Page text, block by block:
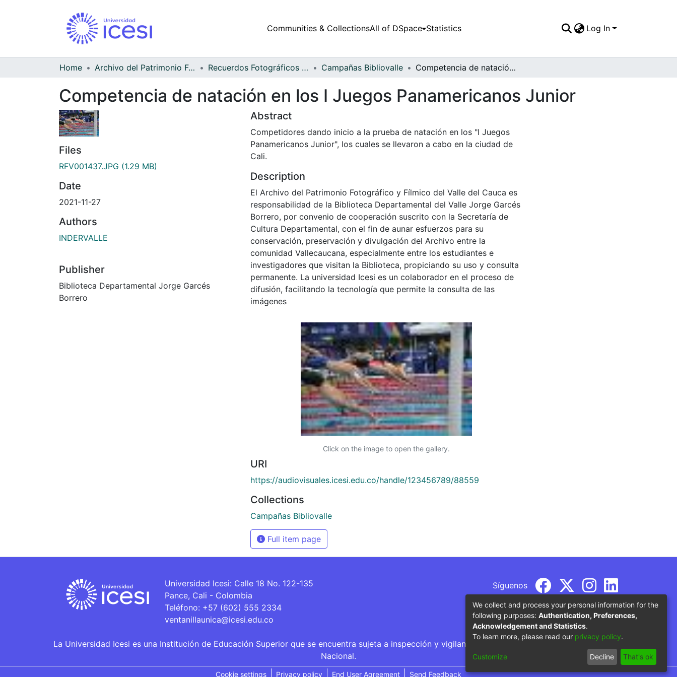
Communities & CollectionsAll of DSpace Statistics Log In
Home Archivo del Patrimonio Fotográfico y Fílmico del Valle del Cauca Recuerdos Fotográficos Vallecaucanos Campañas Bibliovalle Competencia de natación en los I Juegos Panamericanos Junior
Competencia de natación en los I Juegos Panamericanos Junior
Files
RFV001437.JPG (1.29 MB)
Date
2021-11-27
Authors
INDERVALLE
Publisher
Biblioteca Departamental Jorge Garcés
Borrero
Abstract
Competidores dando inicio a la prueba de natación en los "I Juegos
Panamericanos Junior", los cuales se llevaron a cabo en la ciudad de
Cali.
Description
El Archivo del Patrimonio Fotográfico y Fílmico del Valle del Cauca es
responsabilidad de la Biblioteca Departamental del Valle Jorge Garcés
Borrero, por convenio de cooperación suscrito con la Secretaría de
Cultura Departamental, con el fin de aunar esfuerzos para su
conservación, preservación y divulgación del Archivo entre la
comunidad Vallecaucana, especialmente entre los estudiantes e
investigadores que visitan la Biblioteca, propiciando su uso y consulta
permanente. La universidad Icesi es un colaborador en el proceso de
difusión, facilitando la tecnología que permite la consulta de las
imágenes
Click on the image to open the gallery.
URI
https://audiovisuales.icesi.edu.co/handle/123456789/88559
Collections
Campañas Bibliovalle
Full item page
Universidad Icesi: Calle 18 No. 122-135
Pance, Cali - Colombia
Teléfono: +57 (602) 555 2334
ventanillaunica@icesi.edu.co
Síguenos
La Universidad Icesi es una Institución de Educación Superior que se encuentra sujeta a inspección y vigilancia por parte del Ministerio de Educación
Nacional.
Cookie settings Privacy policy End User Agreement Send Feedback
We collect and process your personal information for the
following purposes: Authentication, Preferences,
Acknowledgement and Statistics.
To learn more, please read our privacy policy.
Customize Decline That's ok